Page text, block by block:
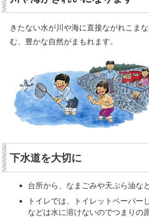
きたない水が川や海に直接ながれこま
む、豊かな自然がまもれます。
下水道を大切に
台所から、なまごみや天ぷら油な
トイレでは、トイレットペーパ
などは水に溶けないのでつまりの